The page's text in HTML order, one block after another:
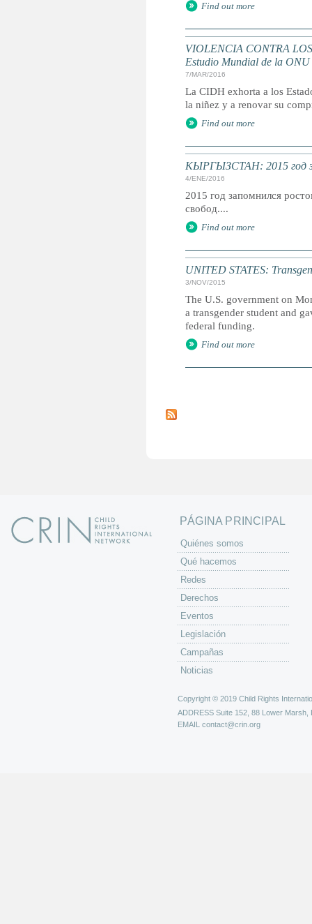
Find out more
VIOLENCIA CONTRA
Estudio Mundial de la ONU
7/MAR/2016
La CIDH exhorta a los
la niñez y a renovar su
Find out more
КЫРГЫЗСТАН: 2015 год
4/ENE/2016
2015 год запомнился
свобод....
Find out more
UNITED STATES:
3/NOV/2015
The U.S. government on
a transgender student and
federal funding.
Find out more
á
PÁGINA PRINCIPAL
Quiénes somos
Qué hacemos
Redes
Derechos
Eventos
Legislación
Campañas
Noticias
Copyright © 2019 Child Rights
ADDRESS Suite 152, 88 Lower Marsh,
EMAIL contact@crin.org